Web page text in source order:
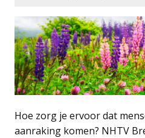
Hoe zorg je ervoor dat
aanraking komen? NHTV